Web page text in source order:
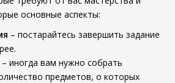
основные аспекты:
– постарайтесь завершить задание
– иногда вам нужно собрать
предметов, о которых